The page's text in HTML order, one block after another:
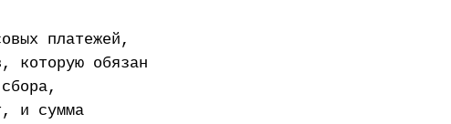
платежей,
которую обязан
и сумма